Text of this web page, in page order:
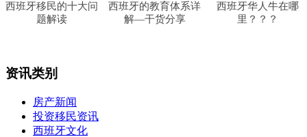
西班牙移民的十大问
题解读
西班牙的教育体系详
解—干货分享
西班牙华人牛在哪
里？？？
资讯类别
房产新闻
投资移民资讯
西班牙文化